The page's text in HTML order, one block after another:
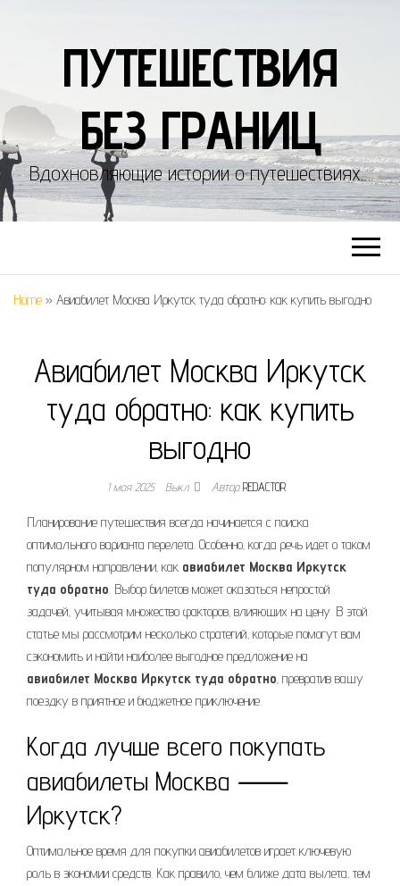
ПУТЕШЕСТВИЯ
БЕЗ ГРАНИЦ
Вдохновляющие истории о путешествиях…
Home » Авиабилет Москва Иркутск туда обратно: как купить выгодно
Авиабилет Москва Иркутск
туда обратно: как купить
выгодно
1 мая 2025 Выкл. АвторREDACTOR
Планирование путешествия всегда начинается с поиска
оптимального варианта перелета. Особенно‚ когда речь идет о таком
популярном направлении‚ как авиабилет Москва Иркутск
туда обратно. Выбор билетов может оказаться непростой
задачей‚ учитывая множество факторов‚ влияющих на цену. В этой
статье мы рассмотрим несколько стратегий‚ которые помогут вам
сэкономить и найти наиболее выгодное предложение на
авиабилет Москва Иркутск туда обратно‚ превратив вашу
поездку в приятное и бюджетное приключение.
Когда лучше всего покупать
авиабилеты Москва ⸺
Иркутск?
Оптимальное время для покупки авиабилетов играет ключевую
роль в экономии средств. Как правило‚ чем ближе дата вылета‚ тем